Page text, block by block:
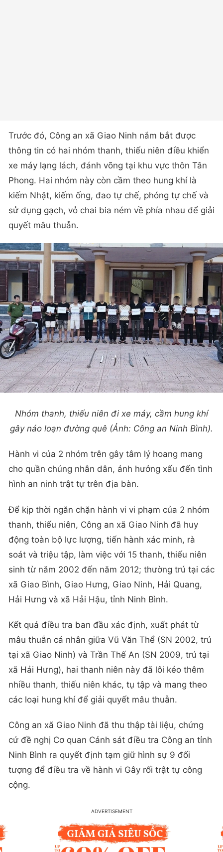
Trước đó, Công an xã Giao Ninh nắm bắt được
thông tin có hai nhóm thanh, thiếu niên điều khiển
xe máy lạng lách, đánh võng tại khu vực thôn Tân
Phong. Hai nhóm này còn cầm theo hung khí là
kiếm Nhật, kiếm ống, đao tự chế, phóng tự chế và
sử dụng gạch, vỏ chai bia ném về phía nhau để giải
quyết mâu thuẫn.
Nhóm thanh, thiếu niên đi xe máy, cầm hung khí
gây náo loạn đường quê (Ảnh: Công an Ninh Bình).
Hành vi của 2 nhóm trên gây tâm lý hoang mang
cho quần chúng nhân dân, ảnh hưởng xấu đến tình
hình an ninh trật tự trên địa bàn.
Để kịp thời ngăn chặn hành vi vi phạm của 2 nhóm
thanh, thiếu niên, Công an xã Giao Ninh đã huy
động toàn bộ lực lượng, tiến hành xác minh, rà
soát và triệu tập, làm việc với 15 thanh, thiếu niên
sinh từ năm 2002 đến năm 2012; thường trú tại các
xã Giao Bình, Giao Hưng, Giao Ninh, Hải Quang,
Hải Hưng và xã Hải Hậu, tỉnh Ninh Bình.
Kết quả điều tra ban đầu xác định, xuất phát từ
mâu thuẫn cá nhân giữa Vũ Văn Thể (SN 2002, trú
tại xã Giao Ninh) và Trần Thế An (SN 2009, trú tại
xã Hải Hưng), hai thanh niên này đã lôi kéo thêm
nhiều thanh, thiếu niên khác, tụ tập và mang theo
các loại hung khí để giải quyết mâu thuẫn.
Công an xã Giao Ninh đã thu thập tài liệu, chứng
cứ đề nghị Cơ quan Cảnh sát điều tra Công an tỉnh
Ninh Bình ra quyết định tạm giữ hình sự 9 đối
tượng để điều tra về hành vi Gây rối trật tự công
cộng.